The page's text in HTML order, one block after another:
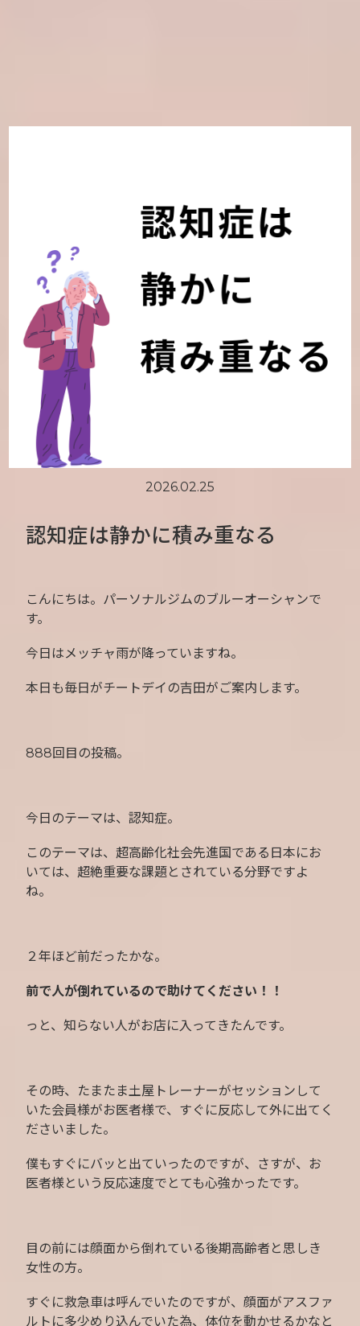
2026.02.25
認知症は静かに積み重なる
こんにちは。パーソナルジムのブルーオーシャンで
す。
今日はメッチャ雨が降っていますね。
本日も毎日がチートデイの吉田がご案内します。
888回目の投稿。
今日のテーマは、認知症。
このテーマは、超高齢化社会先進国である日本にお
いては、超絶重要な課題とされている分野ですよ
ね。
２年ほど前だったかな。
前で人が倒れているので助けてください！！
っと、知らない人がお店に入ってきたんです。
その時、たまたま土屋トレーナーがセッションして
いた会員様がお医者様で、すぐに反応して外に出てく
ださいました。
僕もすぐにバッと出ていったのですが、さすが、お
医者様という反応速度でとても心強かったです。
目の前には顔面から倒れている後期高齢者と思しき
女性の方。
すぐに救急車は呼んでいたのですが、顔面がアスファ
ルトに多少めり込んでいた為、体位を動かせるかなと